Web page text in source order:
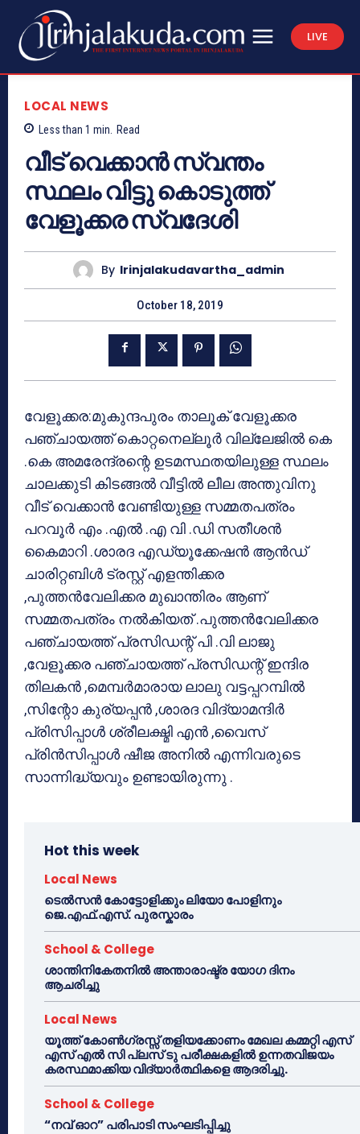
LIVE
LOCAL NEWS
Less than 1 min. Read
വീട് വെക്കാന്‍ സ്വന്തം
സ്ഥലം വിട്ടു കൊടുത്ത്
വേളൂക്കര സ്വദേശി
By Irinjalakudavartha_admin
October 18, 2019
വേളൂക്കര:മുകുന്ദപുരം താലൂക് വേളൂക്കര
പഞ്ചായത്ത് കൊറ്റനെല്ലൂര്‍ വില്ലേജില്‍ കെ
.കെ അമരേന്ദ്രന്റെ ഉടമസ്ഥതയിലുള്ള സ്ഥലം
ചാലക്കുടി കിടങ്ങല്‍ വീട്ടില്‍ ലീല അന്തുവിനു
വീട് വെക്കാന്‍ വേണ്ടിയുള്ള സമ്മതപത്രം
പറവൂര്‍ എം .എല്‍ .എ വി .ഡി സതീശന്‍
കൈമാറി .ശാരദ എഡ്യൂക്കേഷന്‍ ആന്‍ഡ്
ചാരിറ്റബിള്‍ ട്രസ്റ്റ് എളന്തിക്കര
,പുത്തന്‍വേലിക്കര മുഖാന്തിരം ആണ്
സമ്മതപത്രം നല്‍കിയത് .പുത്തന്‍വേലിക്കര
പഞ്ചായത്ത് പ്രസിഡന്റ് പി .വി ലാജു
,വേളൂക്കര പഞ്ചായത്ത് പ്രസിഡന്റ് ഇന്ദിര
തിലകന്‍ ,മെമ്പര്‍മാരായ ലാലു വട്ടപ്പറമ്പില്‍
,സിന്റോ കുര്യപ്പന്‍ ,ശാരദ വിദ്യാമന്ദിര്‍
പ്രിസിപ്പാള്‍ ശ്രീലക്ഷ്മി എന്‍ ,വൈസ്
പ്രിന്‍സിപ്പാള്‍ ഷീജ അനില്‍ എന്നിവരുടെ
സാന്നിദ്ധ്യവും ഉണ്ടായിരുന്നു .
Hot this week
Local News
ടെൽസൻ കോട്ടോളിക്കും ലിയോ പോളിനും
ജെ.എഫ്.എസ്. പുരസ്കാരം
School & College
ശാന്തിനികേതനിൽ അന്താരാഷ്ട്ര യോഗ ദിനം
ആചരിച്ചു
Local News
യൂത്ത് കോൺഗ്രസ്സ് തളിയക്കോണം മേഖല കമ്മറ്റി എസ്
എസ് എൽ സി പ്ലസ് ടു പരീക്ഷകളിൽ ഉന്നതവിജയം
കരസ്ഥമാക്കിയ വിദ്യാർത്ഥികളെ ആദരിച്ചു.
School & College
“നവ് ഓറ” പരിപാടി സംഘടിപ്പിച്ചു